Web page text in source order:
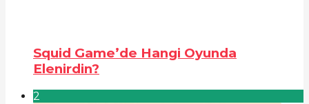
Squid Game’de Hangi Oyunda
Elenirdin?
2